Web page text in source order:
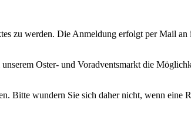
zu werden. Die Anmeldung erfolgt per Mail
Oster- und Voradventsmarkt die
Bitte wundern Sie sich daher nicht, wenn eine